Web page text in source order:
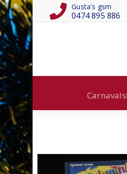
Gusta's gsm
0474 895 886